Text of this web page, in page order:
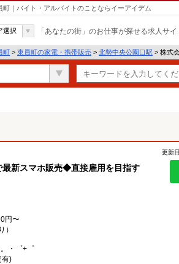
｜バイト・アルバイトのことならイーアイデム
選択 「あなたの街」のお仕事が探せる求人サイ
町 > 東員町の家電・携帯販売 > 北勢中央公園口駅 > 株式
最新スマホ販売◆直接雇用を目指す
更新
円〜
）
・゜+゜
有)